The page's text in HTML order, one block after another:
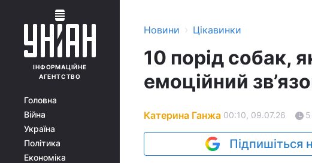
ІНФОРМАЦІЙНЕ
АГЕНТСТВО
Головна
Війна
Україна
Політика
Економіка
Новини › Цікавинки
10 порід собак,
емоційний
Катерина Ганжа 00:10, 09.07.26
Підпишіться